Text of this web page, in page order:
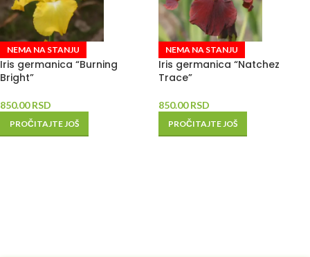
NEMA NA STANJU
Iris germanica “Burning
Bright”
850.00RSD
PROČITAJTE JOŠ
NEMA NA STANJU
Iris germanica “Natchez
Trace”
850.00RSD
PROČITAJTE JOŠ